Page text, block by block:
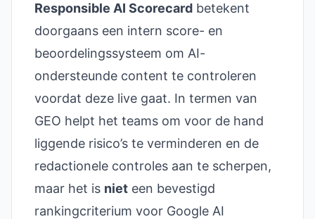
Responsible AI Scorecard betekent
doorgaans een intern score- en
beoordelingssysteem om AI-
ondersteunde content te controleren
voordat deze live gaat. In termen van
GEO helpt het teams om voor de hand
liggende risico’s te verminderen en de
redactionele controles aan te scherpen,
maar het is niet een bevestigd
rankingcriterium voor Google AI